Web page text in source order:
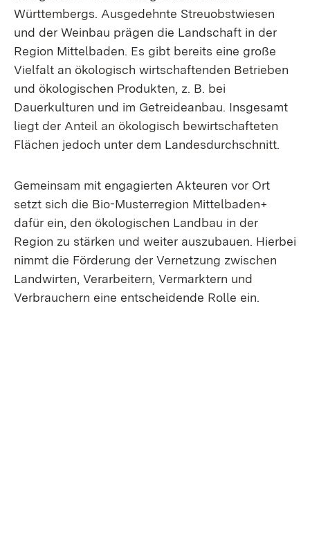
Württembergs. Ausgedehnte Streuobstwiesen
und der Weinbau prägen die Landschaft in der
Region Mittelbaden. Es gibt bereits eine große
Vielfalt an ökologisch wirtschaftenden Betrieben
und ökologischen Produkten, z. B. bei
Dauerkulturen und im Getreideanbau. Insgesamt
liegt der Anteil an ökologisch bewirtschafteten
Flächen jedoch unter dem Landesdurchschnitt.
Gemeinsam mit engagierten Akteuren vor Ort
setzt sich die Bio-Musterregion Mittelbaden+
dafür ein, den ökologischen Landbau in der
Region zu stärken und weiter auszubauen. Hierbei
nimmt die Förderung der Vernetzung zwischen
Landwirten, Verarbeitern, Vermarktern und
Verbrauchern eine entscheidende Rolle ein.